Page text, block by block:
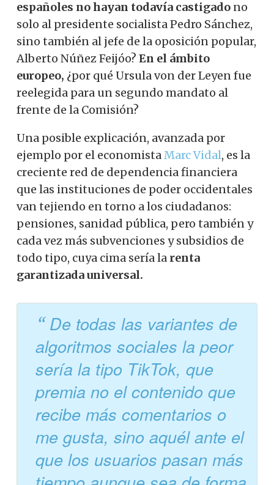
españoles no hayan todavía castigado no
solo al presidente socialista Pedro Sánchez,
sino también al jefe de la oposición popular,
Alberto Núñez Feijóo? En el ámbito
europeo, ¿por qué Ursula von der Leyen fue
reelegida para un segundo mandato al
frente de la Comisión?
Una posible explicación, avanzada por
ejemplo por el economistaMarc Vidal, es la
creciente red de dependencia financiera
que las instituciones de poder occidentales
van tejiendo en torno a los ciudadanos:
pensiones, sanidad pública, pero también y
cada vez más subvenciones y subsidios de
todo tipo, cuya cima sería la renta
garantizada universal.
De todas las variantes de
algoritmos sociales la peor
sería la tipo TikTok, que
premia no el contenido que
recibe más comentarios o
me gusta, sino aquél ante el
que los usuarios pasan más